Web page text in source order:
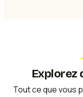
Explorez
Tout ce que vous